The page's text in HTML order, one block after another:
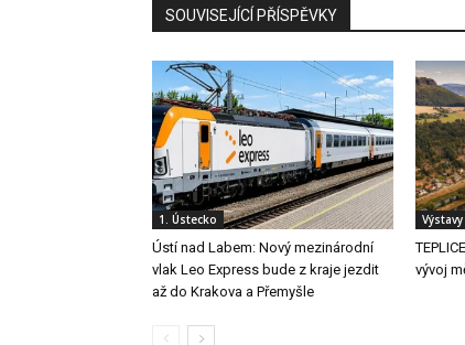
SOUVISEJÍCÍ PŘÍSPĚVKY
1. Ústecko
Ústí nad Labem: Nový mezinárodní
vlak Leo Express bude z kraje jezdit
až do Krakova a Přemyšle
Výstavy
vývoj